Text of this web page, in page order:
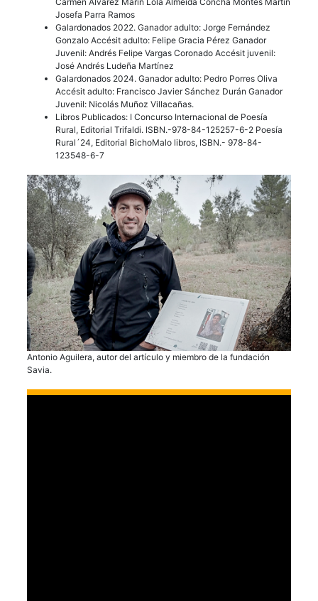
Josefa Parra Ramos
Galardonados 2022. Ganador adulto: Jorge Fernández
Gonzalo Accésit adulto: Felipe Gracia Pérez Ganador
Juvenil: Andrés Felipe Vargas Coronado Accésit juvenil:
José Andrés Ludeña Martínez
Galardonados 2024. Ganador adulto: Pedro Porres Oliva
Accésit adulto: Francisco Javier Sánchez Durán Ganador
Juvenil: Nicolás Muñoz Villacañas.
Libros Publicados: I Concurso Internacional de Poesía
Rural, Editorial Trifaldi. ISBN.-978-84-125257-6-2 Poesía
Rural´24, Editorial BichoMalo libros, ISBN.- 978-84-
123548-6-7
Antonio Aguilera, autor del artículo y miembro de la fundación
Savia.